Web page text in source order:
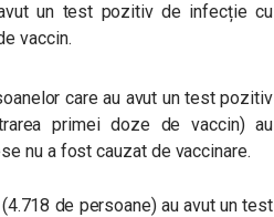
un test pozitiv de infecție cu
vaccin.
care au avut un test pozitiv
primei doze de vaccin) au
nu a fost cauzat de vaccinare.
de persoane) au avut un test